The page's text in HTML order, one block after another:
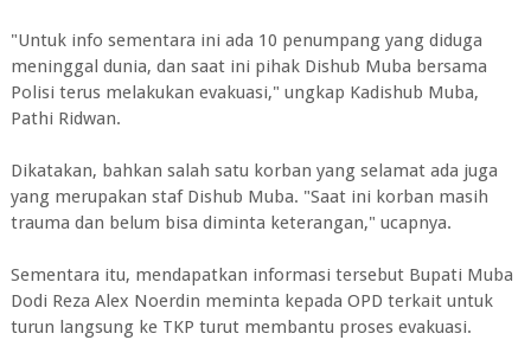
"Untuk info sementara ini ada 10 penumpang yang diduga
meninggal dunia, dan saat ini pihak Dishub Muba bersama
Polisi terus melakukan evakuasi," ungkap Kadishub Muba,
Pathi Ridwan.
Dikatakan, bahkan salah satu korban yang selamat ada juga
yang merupakan staf Dishub Muba. "Saat ini korban masih
trauma dan belum bisa diminta keterangan," ucapnya.
Sementara itu, mendapatkan informasi tersebut Bupati Muba
Dodi Reza Alex Noerdin meminta kepada OPD terkait untuk
turun langsung ke TKP turut membantu proses evakuasi.